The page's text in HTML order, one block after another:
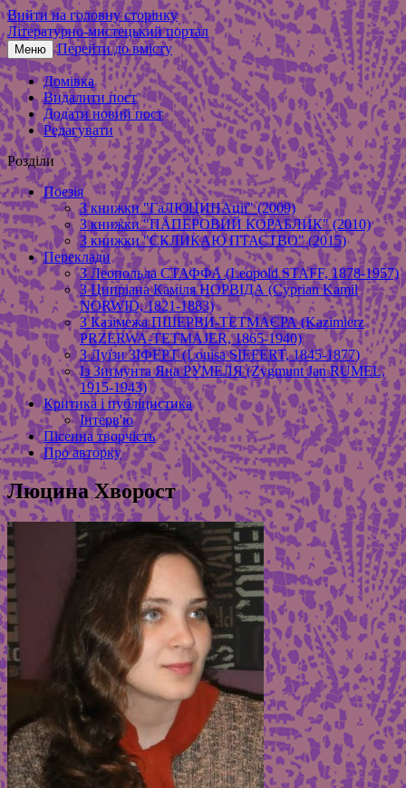
Вийти на головну сторінку
Літературно-мистецький портал
Меню Перейти до вмісту
Домівка
Видалити пост
Додати новий пост
Редагувати
Розділи
Поезія
З книжки "ГаЛЮЦИНАції" (2009)
З книжки "ПАПЕРОВИЙ КОРАБЛИК" (2010)
З книжки "СКЛИКАЮ ПТАСТВО" (2015)
Переклади
З Леопольда СТАФФА (Leopold STAFF, 1878-1957)
З Ципріана Каміля НОРВІДА (Cyprian Kamil
NORWID, 1821-1883)
З Казімежа ПШЕРВИ-ТЕТМАЄРА (Kazimierz
PRZERWA-TETMAJER, 1865-1940)
З Луїзи ЗІФЕРТ (Louisa SIEFERT, 1845-1877)
Із Зиґмунта Яна РУМЕЛЯ (Zygmunt Jan RUMEL,
1915-1943)
Критика і публіцистика
Інтерв'ю
Пісенна творчість
Про авторку
Люцина Хворост